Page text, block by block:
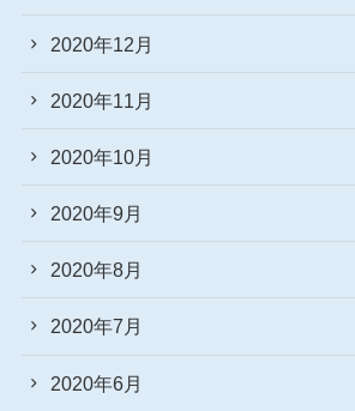
2020年12月
2020年11月
2020年10月
2020年9月
2020年8月
2020年7月
2020年6月